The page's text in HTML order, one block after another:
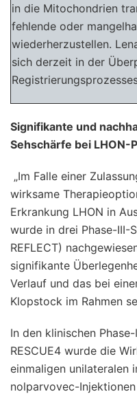
in die Mitochondrien
fehlende oder
wiederherzustellen.
sich derzeit in der
Signifikante und
Sehschärfe bei LHON-
„Im Falle einer
wirksame
Erkrankung LHON in
wurde in drei Phase-III-
REFLECT)
signifikante
Verlauf und das bei
Klopstock im Rahmen
In den klinischen
RESCUE4 wurde die
einmaligen unilateralen
nolparvovec-